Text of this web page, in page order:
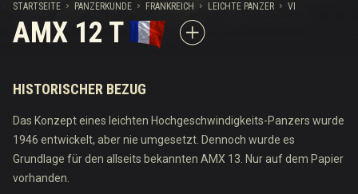
STARTSEITE PANZERKUNDE FRANKREICH LEICHTE PANZER VI
AMX 12 T
HISTORISCHER BEZUG
Das Konzept eines leichten Hochgeschwindigkeits-Panzers wurde
1946 entwickelt, aber nie umgesetzt. Dennoch wurde es
Grundlage für den allseits bekannten AMX 13. Nur auf dem Papier
vorhanden.